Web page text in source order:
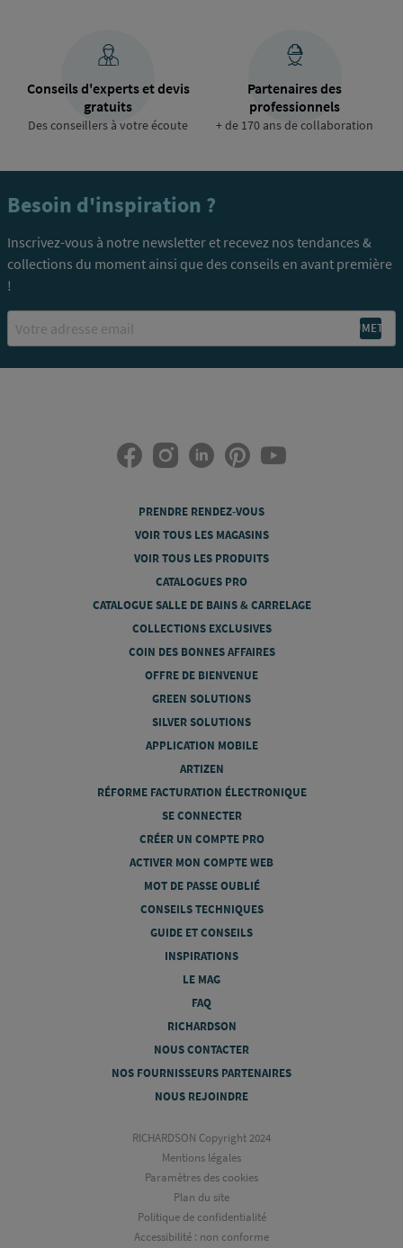
Conseils d'experts et devis
gratuits
Des conseillers à votre écoute
Partenaires des
professionnels
+ de 170 ans de collaboration
Besoin d'inspiration ?
Inscrivez-vous à notre newsletter et recevez nos tendances &
collections du moment ainsi que des conseils en avant première
!
Email
PRENDRE RENDEZ-VOUS
VOIR TOUS LES MAGASINS
VOIR TOUS LES PRODUITS
CATALOGUES PRO
CATALOGUE SALLE DE BAINS & CARRELAGE
COLLECTIONS EXCLUSIVES
COIN DES BONNES AFFAIRES
OFFRE DE BIENVENUE
GREEN SOLUTIONS
SILVER SOLUTIONS
APPLICATION MOBILE
ARTIZEN
RÉFORME FACTURATION ÉLECTRONIQUE
SE CONNECTER
CRÉER UN COMPTE PRO
ACTIVER MON COMPTE WEB
MOT DE PASSE OUBLIÉ
CONSEILS TECHNIQUES
GUIDE ET CONSEILS
INSPIRATIONS
LE MAG
FAQ
RICHARDSON
NOUS CONTACTER
NOS FOURNISSEURS PARTENAIRES
NOUS REJOINDRE
RICHARDSON Copyright 2024
Mentions légales
Paramètres des cookies
Plan du site
Politique de confidentialité
Accessibilité : non conforme